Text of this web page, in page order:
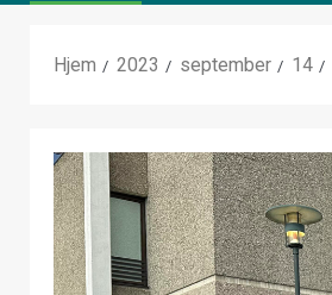
Hjem 2023 september 14